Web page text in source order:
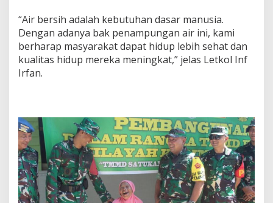
“Air bersih adalah kebutuhan dasar manusia.
Dengan adanya bak penampungan air ini, kami
berharap masyarakat dapat hidup lebih sehat dan
kualitas hidup mereka meningkat,” jelas Letkol Inf
Irfan.